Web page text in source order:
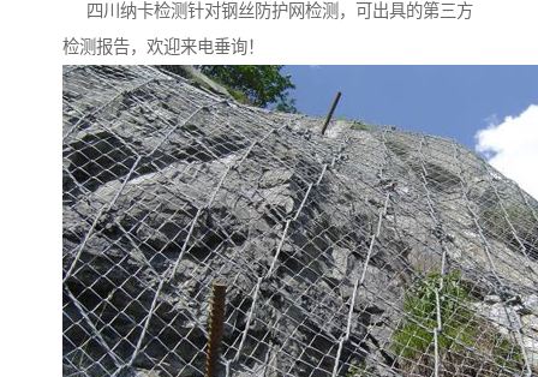
四川纳卡检测针对钢丝防护网检测，可出具的第三方
检测报告，欢迎来电垂询！